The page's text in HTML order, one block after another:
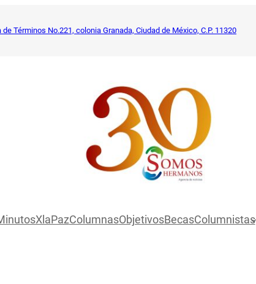
de Términos No.221, colonia Granada, Ciudad de México, C.P. 11320
ColumnasObjetivosBecasColumnistas